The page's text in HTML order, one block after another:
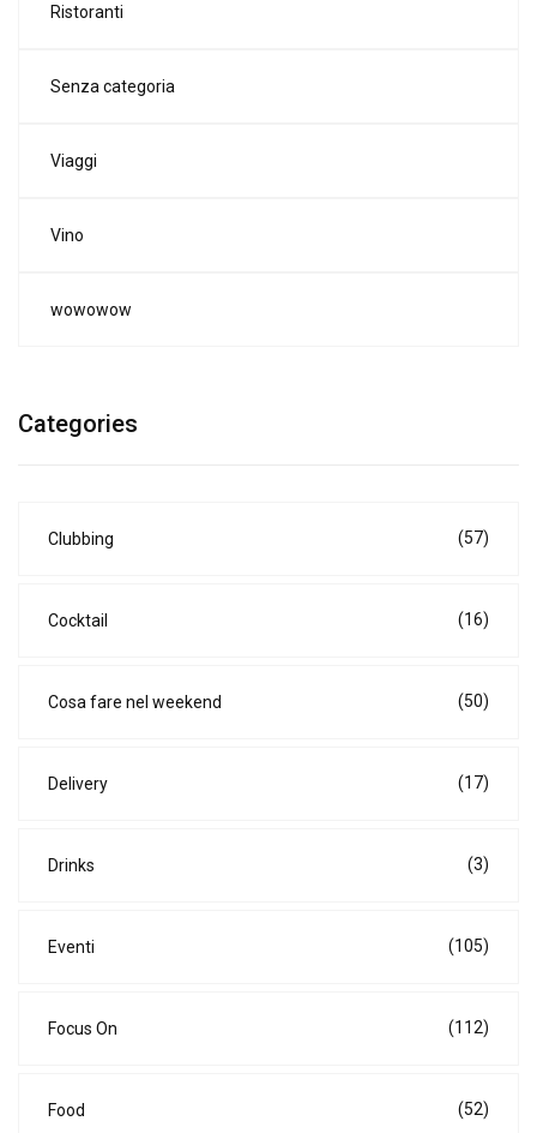
Ristoranti
Senza categoria
Viaggi
Vino
wowowow
Categories
Clubbing (57)
Cocktail (16)
Cosa fare nel weekend (50)
Delivery (17)
Drinks (3)
Eventi (105)
Focus On (112)
Food (52)